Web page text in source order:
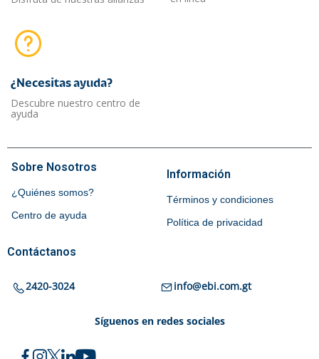
¿Necesitas ayuda?​
Descubre nuestro centro de
ayuda
Sobre Nosotros
¿Quiénes somos?
Centro de ayuda
Información
Términos y condiciones
Política de privacidad
Contáctanos
2420-3024 info@ebi.com.gt
Síguenos en redes sociales